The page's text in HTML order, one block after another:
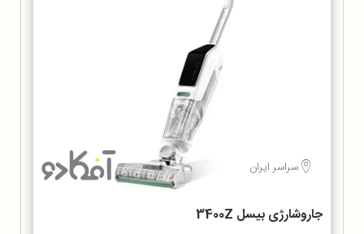
سراسر ایران
جاروشارژی بیسل 3400Z